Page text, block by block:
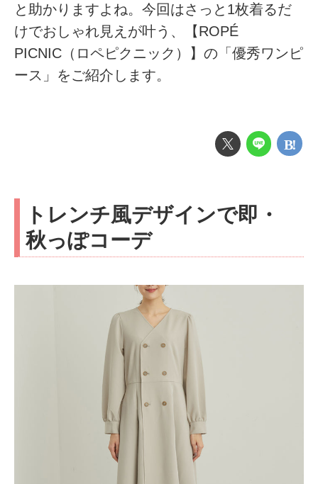
と助かりますよね。今回はさっと1枚着るだ
けでおしゃれ見えが叶う、【ROPÉ
PICNIC（ロペピクニック）】の「優秀ワンピ
ース」をご紹介します。
トレンチ風デザインで即・
秋っぽコーデ